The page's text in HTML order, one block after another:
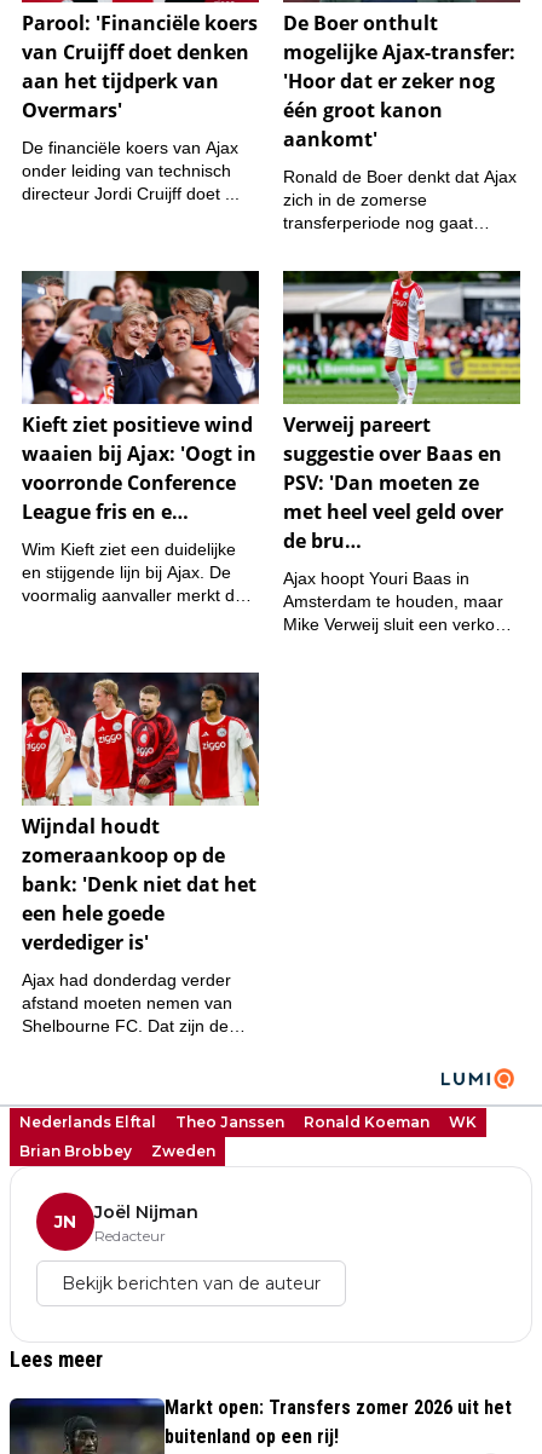
Nederlands Elftal Theo Janssen Ronald Koeman
WK
Brian Brobbey
Zweden
JN Joël Nijman
Redacteur
Bekijk berichten van de auteur
Lees meer
Markt open: Transfers zomer 2026 uit het
buitenland op een rij!